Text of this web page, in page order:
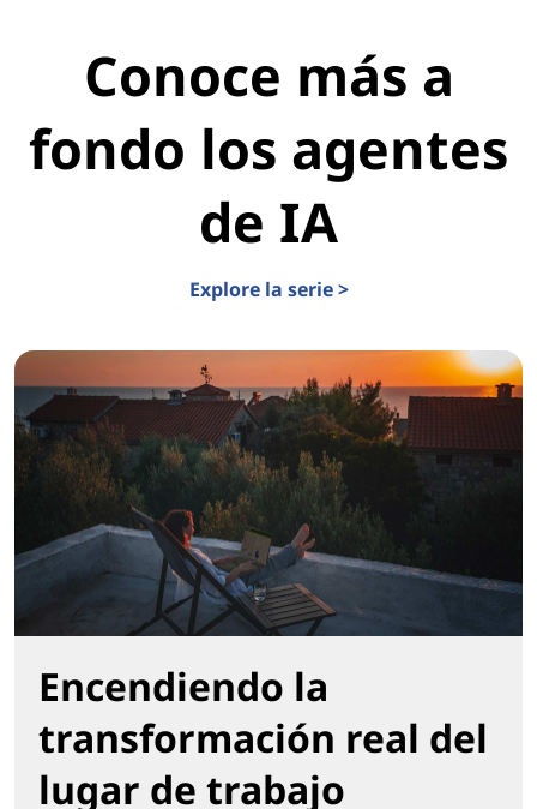
Conoce más a
fondo los agentes
de IA
Explore la serie >
Encendiendo la
transformación real del
lugar de trabajo